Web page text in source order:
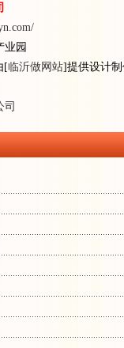
业园
[临沂做网站]提供设计